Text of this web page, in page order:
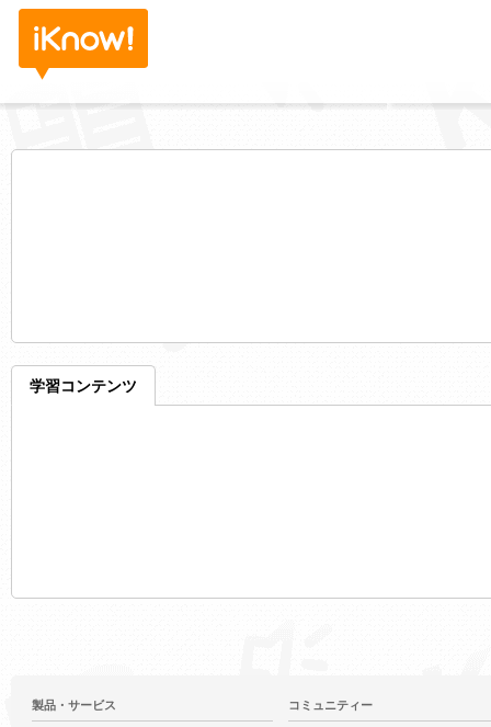
学習コンテンツ
製品・サービス コミュニティー